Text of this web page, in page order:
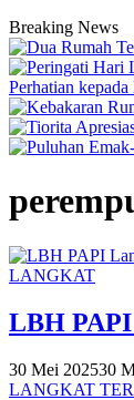
Breaking News
Perhatian kepada
LANGKAT
LBH
30 Mei 202530
LANGKAT